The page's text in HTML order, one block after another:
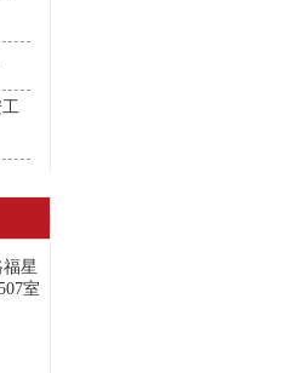
星
室